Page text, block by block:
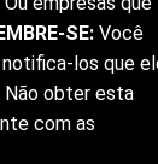
SE: Você
los que
Não obter esta
com as